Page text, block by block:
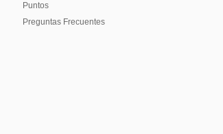
Puntos
Preguntas Frecuentes